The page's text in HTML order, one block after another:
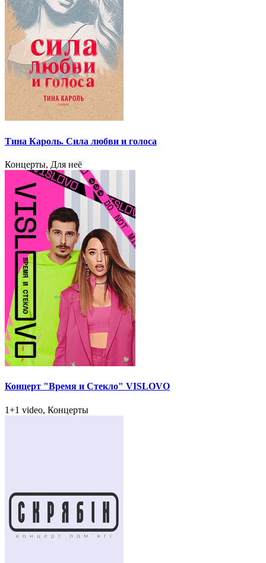
Тина Кароль. Сила любви и голоса
Концерты, Для неё
Концерт "Время и Стекло" VISLOVO
1+1 video, Концерты